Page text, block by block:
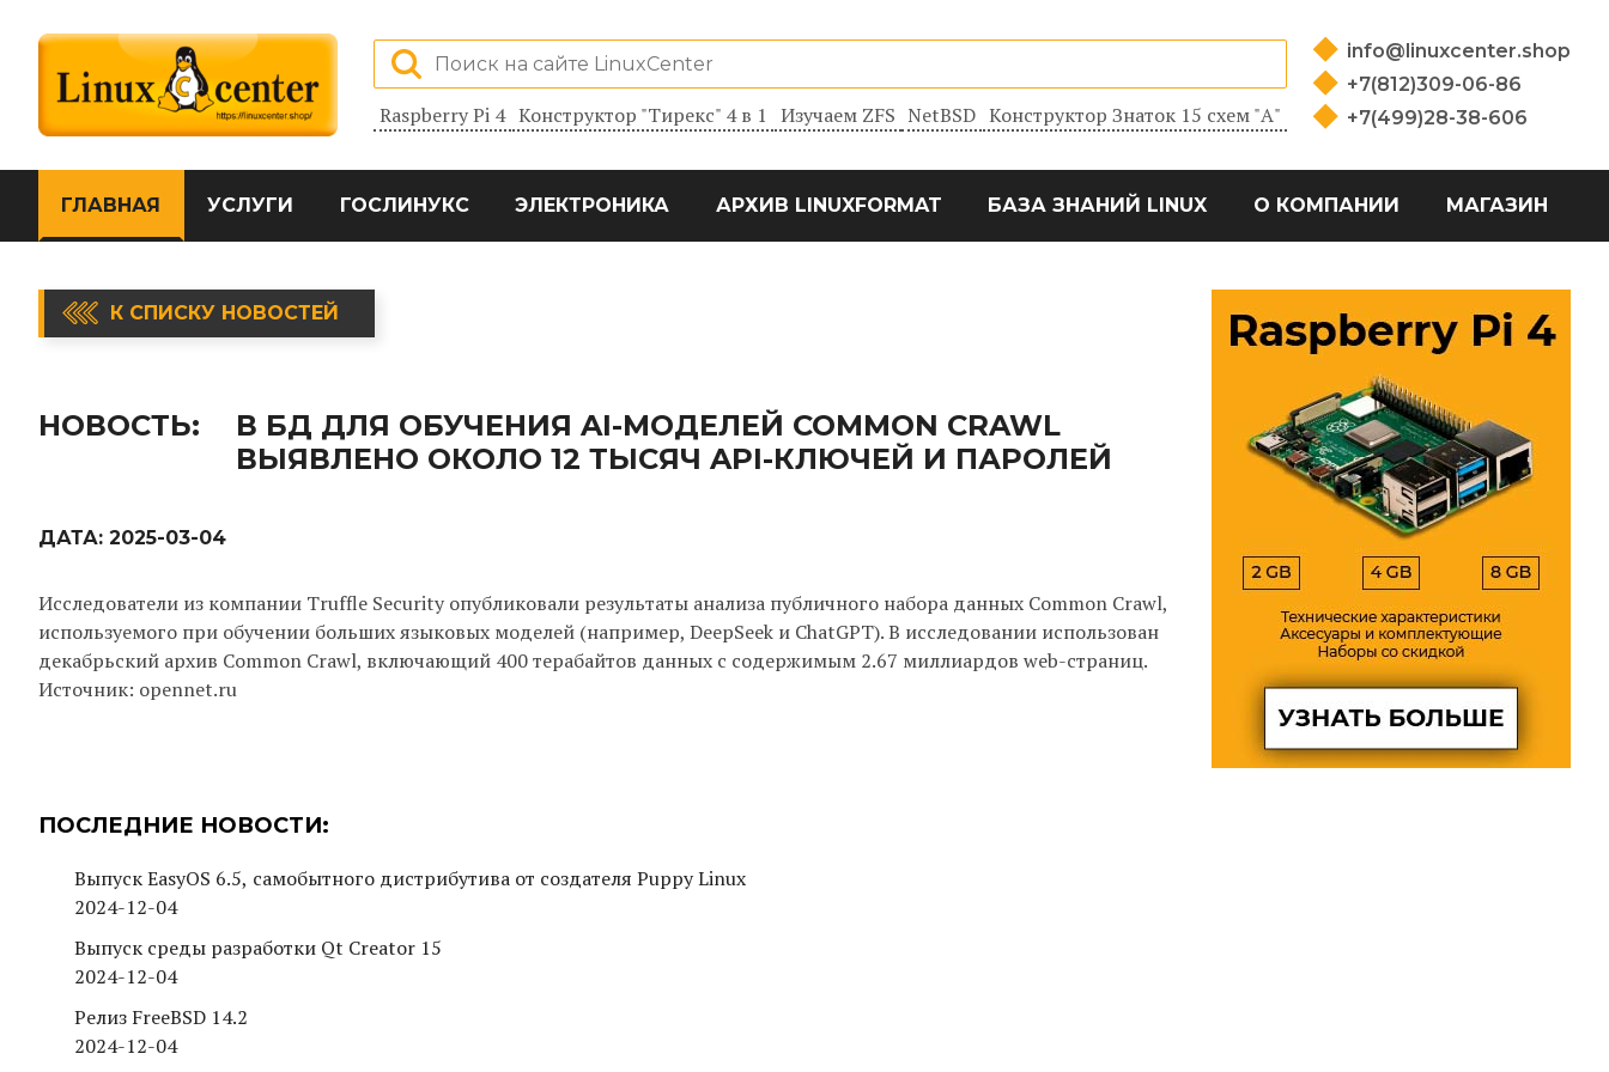
Raspberry Pi 4 Конструктор "Тирекс" 4 в 1 Изучаем ZFS NetBSD Конструктор Знаток 15 схем "А"
info@linuxcenter.shop
+7(812)309-06-86
+7(499)28-38-606
ГЛАВНАЯ УСЛУГИ ГОСЛИНУКС ЭЛЕКТРОНИКА АРХИВ LINUXFORMAT БАЗА ЗНАНИЙ LINUX О КОМПАНИИ МАГАЗИН
К СПИСКУ НОВОСТЕЙ
НОВОСТЬ:
В БД ДЛЯ ОБУЧЕНИЯ AI-МОДЕЛЕЙ COMMON CRAWL
ВЫЯВЛЕНО ОКОЛО 12 ТЫСЯЧ API-КЛЮЧЕЙ И ПАРОЛЕЙ
ДАТА: 2025-03-04
Исследователи из компании Truffle Security опубликовали результаты анализа публичного набора данных Common Crawl,
используемого при обучении больших языковых моделей (например, DeepSeek и ChatGPT). В исследовании использован
декабрьский архив Common Crawl, включающий 400 терабайтов данных с содержимым 2.67 миллиардов web-страниц.
Источник: opennet.ru
ПОСЛЕДНИЕ НОВОСТИ:
Выпуск EasyOS 6.5, самобытного дистрибутива от создателя Puppy Linux
2024-12-04
Выпуск среды разработки Qt Creator 15
2024-12-04
Релиз FreeBSD 14.2
2024-12-04